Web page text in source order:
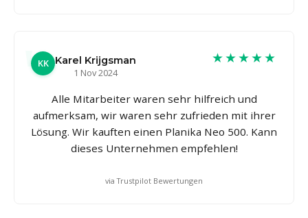
KK Karel Krijgsman
1 Nov 2024
★★★★★
Alle Mitarbeiter waren sehr hilfreich und
aufmerksam, wir waren sehr zufrieden mit ihrer
Lösung. Wir kauften einen Planika Neo 500. Kann
dieses Unternehmen empfehlen!
via Trustpilot Bewertungen